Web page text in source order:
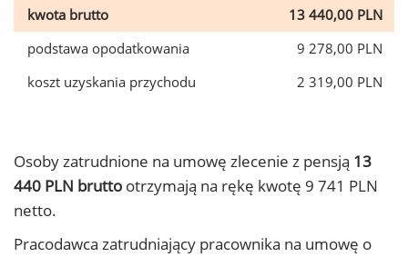
kwota brutto
13 440,00 PLN
podstawa opodatkowania
9 278,00 PLN
koszt uzyskania przychodu
2 319,00 PLN
Osoby zatrudnione na umowę zlecenie z pensją 13
440 PLN brutto otrzymają na rękę kwotę 9 741 PLN
netto.
Pracodawca zatrudniający pracownika na umowę o